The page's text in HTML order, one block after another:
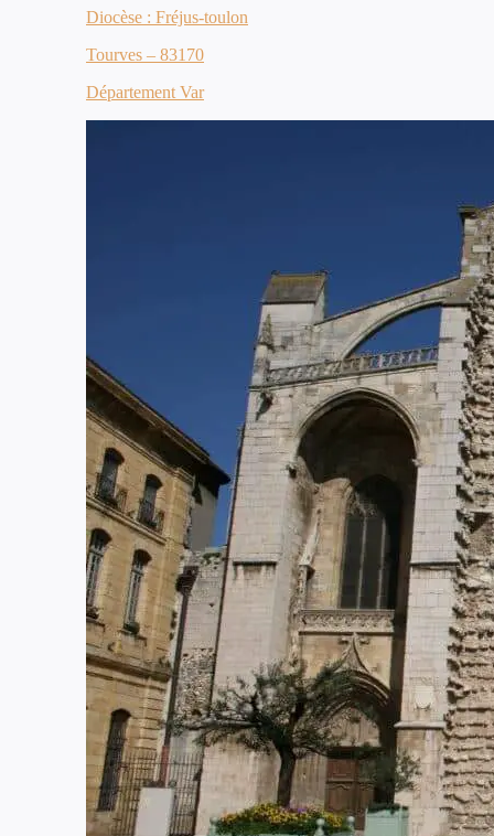
Diocèse : Fréjus-toulon
Tourves – 83170
Département Var